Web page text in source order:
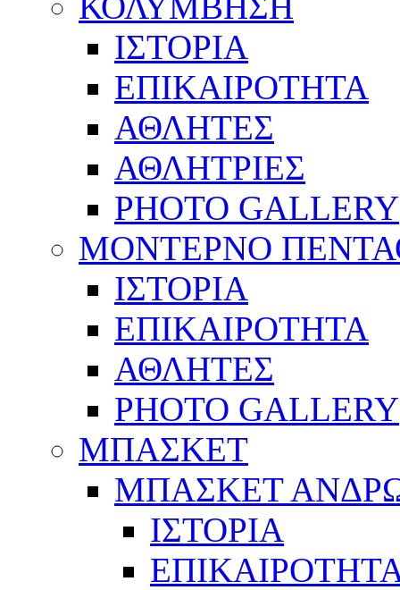
ΙΣΤΟΡΙΑ
ΕΠΙΚΑΙΡΟΤΗΤΑ
ΑΘΛΗΤΕΣ
ΑΘΛΗΤΡΙΕΣ
PHOTO GALLERY
ΜΟΝΤΕΡΝΟ
ΙΣΤΟΡΙΑ
ΕΠΙΚΑΙΡΟΤΗΤΑ
ΑΘΛΗΤΕΣ
PHOTO GALLERY
ΜΠΑΣΚΕΤ
ΜΠΑΣΚΕΤ
ΙΣΤΟΡΙΑ